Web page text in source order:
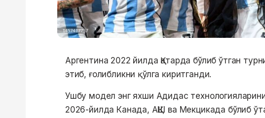
Аргентина 2022 йилда Қатарда бўлиб ўтган
этиб, ғолибликни қўлга киритганди.
Ушбу модел энг яхши Адидас
2026-йилда Канада, АҚШ ва Мекцикада бўлиб